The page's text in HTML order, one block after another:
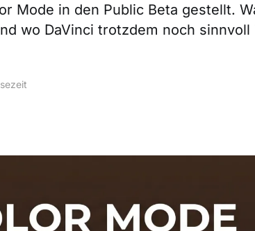
Mode in den Public Beta gestellt.
wo DaVinci trotzdem noch sinnvoll